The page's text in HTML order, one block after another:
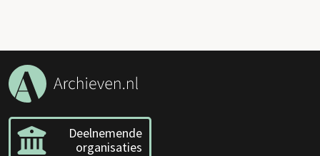
Deelnemende
organisaties